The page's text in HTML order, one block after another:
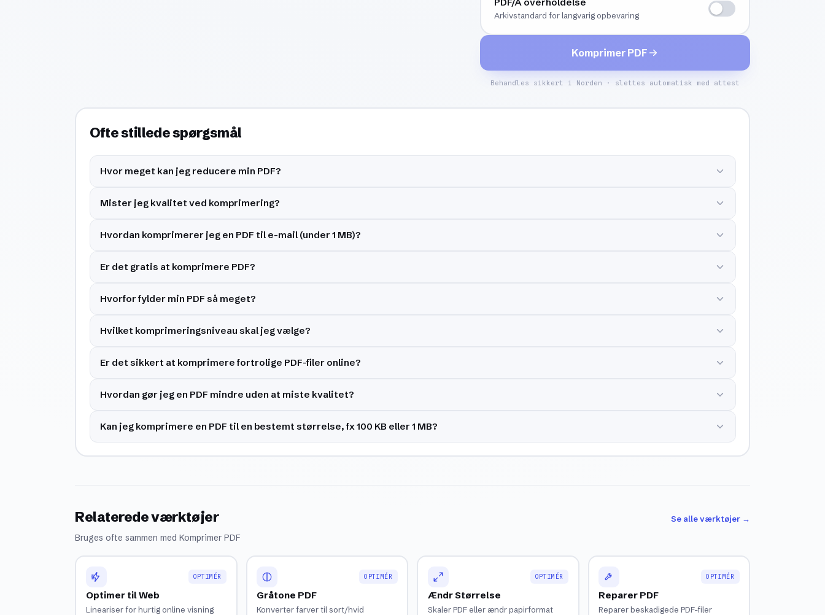
Arkivstandard for langvarig opbevaring
Komprimer PDF
Behandles sikkert i Norden · slettes automatisk med attest
Ofte stillede spørgsmål
Hvor meget kan jeg reducere min PDF?
Mister jeg kvalitet ved komprimering?
Hvordan komprimerer jeg en PDF til e-mail (under 1 MB)?
Er det gratis at komprimere PDF?
Hvorfor fylder min PDF så meget?
Hvilket komprimeringsniveau skal jeg vælge?
Er det sikkert at komprimere fortrolige PDF-filer online?
Hvordan gør jeg en PDF mindre uden at miste kvalitet?
Kan jeg komprimere en PDF til en bestemt størrelse, fx 100 KB eller 1 MB?
Relaterede værktøjer
Bruges ofte sammen med Komprimer PDF
Se alle værktøjer →
OPTIMÉR
Optimer til Web
Lineariser for hurtig online visning
OPTIMÉR
Gråtone PDF
Konverter farver til sort/hvid
OPTIMÉR
Ændr Størrelse
Skaler PDF eller ændr papirformat
OPTIMÉR
Reparer PDF
Reparer beskadigede PDF-filer